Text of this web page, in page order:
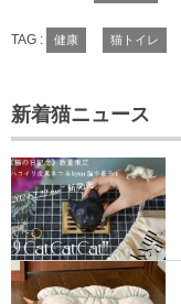
TAG : 健康 猫トイレ
新着猫ニュース